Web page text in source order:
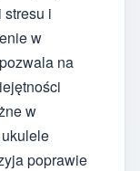
stresu i
w
na
w
poprawie